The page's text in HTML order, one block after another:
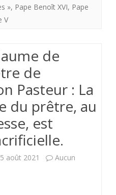
», Pape Benoît XVI, Pape
V
de
de
Pasteur : La
du prêtre, au
est
5 août 2021
Aucun